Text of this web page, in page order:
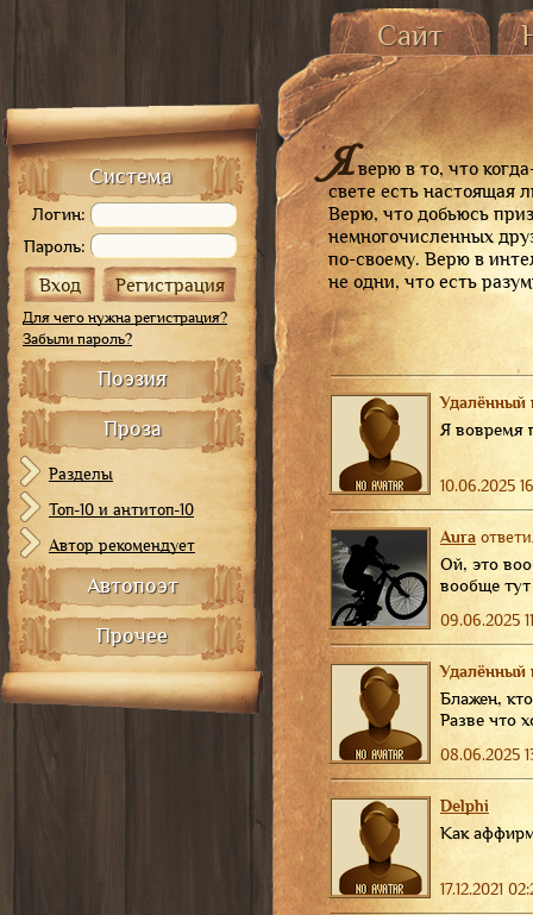
Система
Логин:
Пароль:
Для чего нужна регистрация?
Забыли пароль?
Поэзия
Проза
Разделы
Топ-10 и антитоп-10
Автор рекомендует
Автопоэт
Прочее
Сайт
Главная страница
История сайта
Карта сайта
От
Яверю в то, что
свете есть настоящая
Верю, что добьюсь
немногочисленных
по-своему. Верю в
не одни, что есть
Удалённый
Я вовремя
10.06.2025
Aura
Ой, это
вообще
09.06.2025
Удалённый
Блажен,
Разве что
08.06.2025
Delphi
Как
17.12.2021